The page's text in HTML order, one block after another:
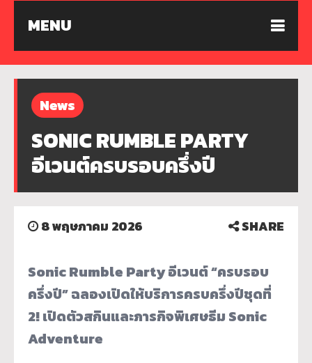
MENU
News
SONIC RUMBLE PARTY
อีเวนต์ครบรอบครึ่งปี
8 พฤษภาคม 2026 SHARE
Sonic Rumble Partyอีเวนต์ “ครบรอบ
ครึ่งปี” ฉลองเปิดให้บริการครบครึ่งปีชุดที่
2!เปิดตัวสกินและภารกิจพิเศษธีม Sonic
Adventure